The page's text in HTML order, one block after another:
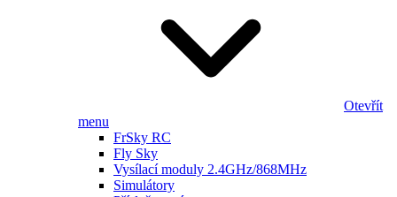
Otevřít
menu
FrSky RC
Fly Sky
Vysílací moduly 2.4GHz/868MHz
Simulátory